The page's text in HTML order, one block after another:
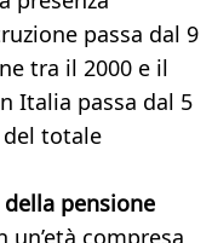
passa dal 9
tra il 2000 e il
Italia passa dal 5
del totale
pensione
compresa